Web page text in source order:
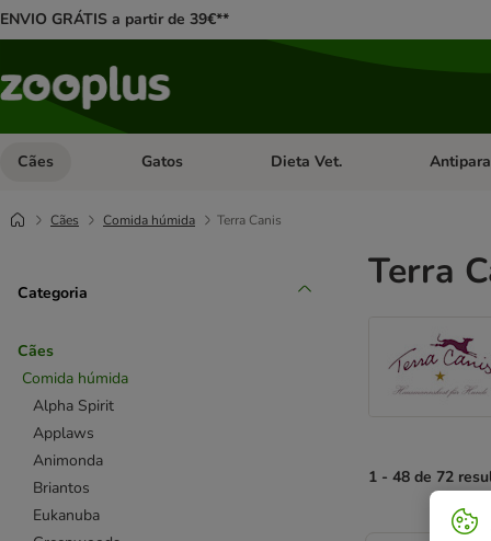
ENVIO GRÁTIS a partir de 39€**
Cães Abrir menu de categoria: Cães
Gatos Abrir menu de categoria: Gatos
Dieta Vet. Abrir
Cães Comida húmida Terra Canis
Categoria
Cães
Comida húmida
Alpha Spirit
Applaws
Animonda
Briantos
Eukanuba
Terra
1 - 48 de 72
product items